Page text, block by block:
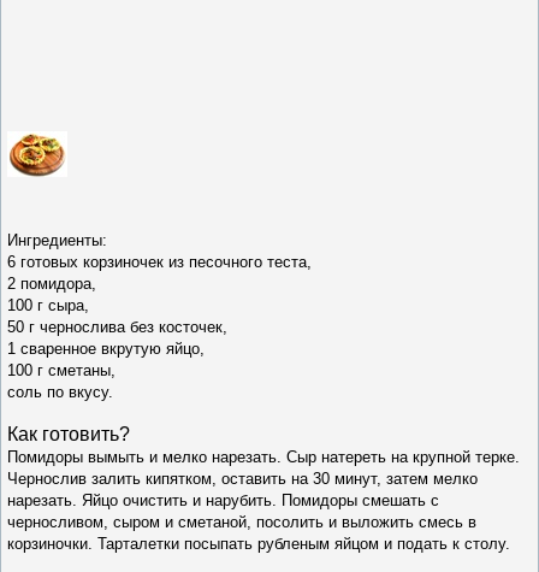
Ингредиенты:
6 готовых корзиночек из песочного теста,
2 помидора,
100 г сыра,
50 г чернослива без косточек,
1 сваренное вкрутую яйцо,
100 г сметаны,
соль по вкусу.
Как готовить?
Помидоры вымыть и мелко нарезать. Сыр натереть на крупной терке.
Чернослив залить кипятком, оставить на 30 минут, затем мелко
нарезать. Яйцо очистить и нарубить. Помидоры смешать с
черносливом, сыром и сметаной, посолить и выложить смесь в
корзиночки. Тарталетки посыпать рубленым яйцом и подать к столу.